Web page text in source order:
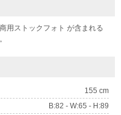
用ストックフォト が含まれる
155 cm
B:82 - W:65 - H:89